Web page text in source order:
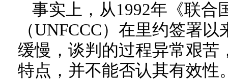
事实上，从1992年《联合
（UNFCCC）在里约签署
缓慢，谈判的过程异常艰苦
特点，并不能否认其有效性